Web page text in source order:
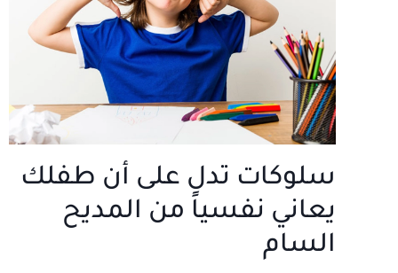
سلوكات تدل على أن طفلك
يعاني نفسياً من المديح
السام